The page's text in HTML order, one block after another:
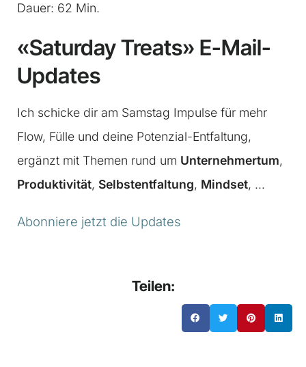
Dauer: 62 Min.
«Saturday Treats» E-Mail-
Updates
Ich schicke dir am Samstag Impulse für mehr
Flow, Fülle und deine Potenzial-Entfaltung,
ergänzt mit Themen rund um Unternehmertum,
Produktivität, Selbstentfaltung, Mindset, …
Abonniere jetzt die Updates
Teilen: